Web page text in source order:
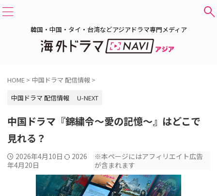
韓国・中国・タイ・台湾などアジアドラマ専門メディア
HOME > 中国ドラマ 配信情報 >
中国ドラマ 配信情報
U-NEXT
中国ドラマ『錦繍令～愛の記憶～』はどこで
見れる？
2026年4月10日
2026
年4月20日
※本ページにはアフィリエイト広告
が含まれます